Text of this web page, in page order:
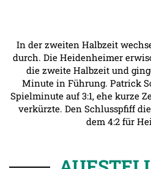
In der zweiten Halbzeit
durch. Die Heidenheimer
die zweite Halbzeit und
Minute in Führung. Patrick
Spielminute auf 3:1, ehe kurze
verkürzte. Den Schlusspfiff
dem 4:2 für